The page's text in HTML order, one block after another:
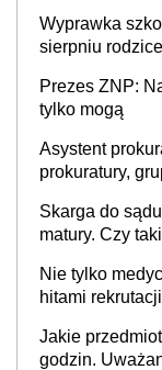
Wyprawka
sierpniu
ponad 1 tys. zł
Prezes ZNP:
tylko mogą
Asystent
prokuratury,
Skarga do
matury. Czy
Nie tylko
hitami
Jakie
godzin.